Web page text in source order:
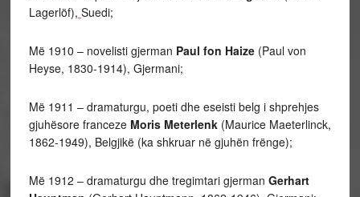
Lagerlöf), Suedi;
Më 1910 – novelisti gjerman Paul fon Haize (Paul von
Heyse, 1830-1914), Gjermani;
Më 1911 – dramaturgu, poeti dhe eseisti belg i shprehjes
gjuhësore franceze Moris Meterlenk (Maurice Maeterlinck,
1862-1949), Belgjikë (ka shkruar në gjuhën frënge);
Më 1912 – dramaturgu dhe tregimtari gjerman Gerhart